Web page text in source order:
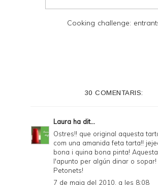
Cooking challenge:
30 COMENTARIS:
Laura ha dit...
Ostres!! que original aquesta
com una amanida feta tarta!!
bona i quina bona pinta!
l'apunto per algún dinar o sopar!
Petonets!
7 de maig del 2010, a les 8:08